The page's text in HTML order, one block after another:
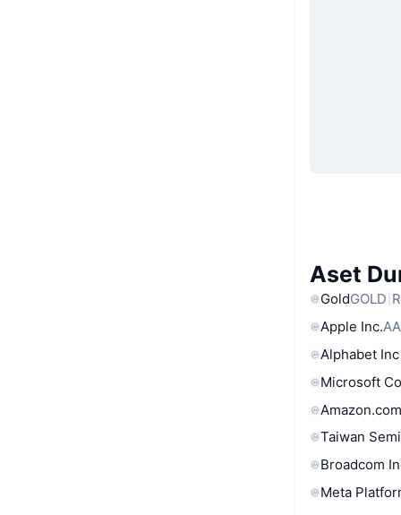
Aset
GoldGOLD
Apple Inc.
Alphabet
Microsoft
Taiwan
Broadcom
Meta